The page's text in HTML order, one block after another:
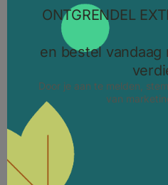
LUXE T-KAS MET
Van
Blikvanger in de tuin
Eenvoudig te bestellen
PRIJS VANAF
4689.70 EUR